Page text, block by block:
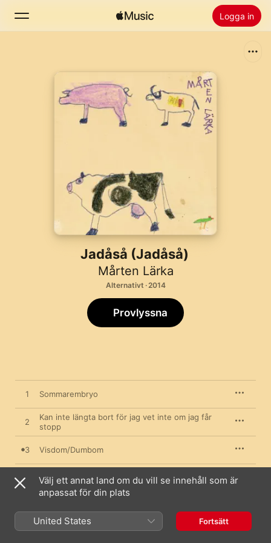
Logga in
Installera Apple Music
Jadåså (Jadåså)
Mårten Lärka
Alternativt · 2014
Provlyssna
1 Sommarembryo
2
Kan inte längta bort för jag vet inte om jag får
stopp
3 Visdom/Dumbom
4 Håller mig till dig
6 Under tiden i Jättendal
Välj ett annat land om du vill se innehåll som är
anpassat för din plats
United States Fortsätt